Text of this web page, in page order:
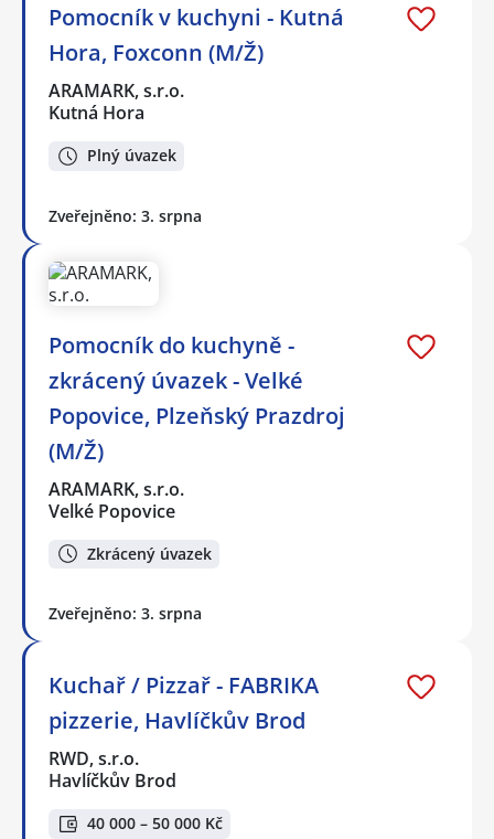
Pomocník v kuchyni - Kutná
Hora, Foxconn (M/Ž)
ARAMARK, s.r.o.
Kutná Hora
Plný úvazek
Zveřejněno: 3. srpna
Pomocník do kuchyně -
zkrácený úvazek - Velké
Popovice, Plzeňský Prazdroj
(M/Ž)
ARAMARK, s.r.o.
Velké Popovice
Zkrácený úvazek
Zveřejněno: 3. srpna
Kuchař / Pizzař - FABRIKA
pizzerie, Havlíčkův Brod
RWD, s.r.o.
Havlíčkův Brod
40 000 – 50 000 Kč